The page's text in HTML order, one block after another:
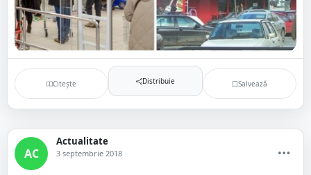
Citește Distribuie Salvează
AC
Actualitate
3 septembrie 2018